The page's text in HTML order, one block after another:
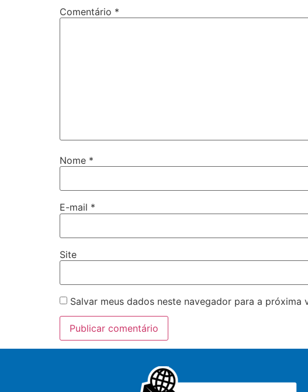
Comentário *
Nome *
E-mail *
Site
Salvar meus dados neste navegador para a próxima